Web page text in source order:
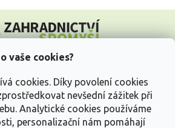
vaše cookies?
cookies. Díky povolení cookies
nevšední zážitek při
Analytické cookies používáme
personalizační nám pomáhají